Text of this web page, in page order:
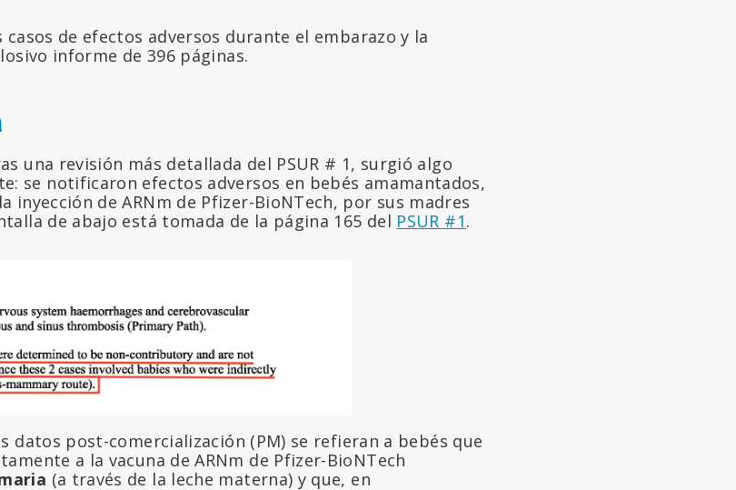
de efectos adversos durante el embarazo y la
informe de 396 páginas.
una revisión más detallada del PSUR # 1, surgió algo
se notificaron efectos adversos en bebés amamantados,
inyección de ARNm de Pfizer-BioNTech, por sus madres
de abajo está tomada de la página 165 del PSUR #1.
datos post-comercialización (PM) se refieran a bebés que
a la vacuna de ARNm de Pfizer-BioNTech
(a través de la leche materna) y que, en